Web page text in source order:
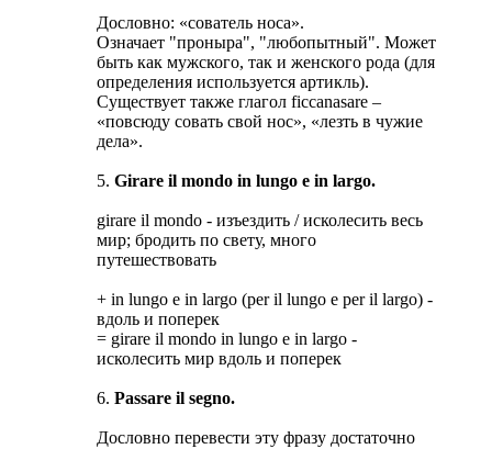
Дословно: «сователь носа».
Означает "проныра", "любопытный". Может
быть как мужского, так и женского рода (для
определения используется артикль).
Существует также глагол ficcanasare –
«повсюду совать свой нос», «лезть в чужие
дела».
5. Girare il mondo in lungo e in largo.
girare il mondo - изъездить / исколесить весь
мир; бродить по свету, много
путешествовать
+ in lungo e in largo (per il lungo e per il largo) -
вдоль и поперек
= girare il mondo in lungo e in largo -
исколесить мир вдоль и поперек
6. Passare il segno.
Дословно перевести эту фразу достаточно